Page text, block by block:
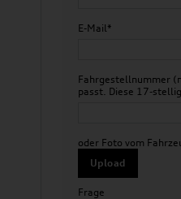
E-Mail*
Fahrgestellnummer
passt. Diese 17-
oder Foto vom
Upload
Frage